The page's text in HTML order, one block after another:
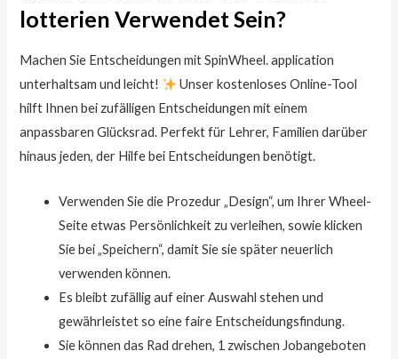
lotterien Verwendet Sein?
Machen Sie Entscheidungen mit SpinWheel. application
unterhaltsam und leicht!
Unser kostenloses Online-Tool
hilft Ihnen bei zufälligen Entscheidungen mit einem
anpassbaren Glücksrad. Perfekt für Lehrer, Familien darüber
hinaus jeden, der Hilfe bei Entscheidungen benötigt.
Verwenden Sie die Prozedur „Design“, um Ihrer Wheel-
Seite etwas Persönlichkeit zu verleihen, sowie klicken
Sie bei „Speichern“, damit Sie sie später neuerlich
verwenden können.
Es bleibt zufällig auf einer Auswahl stehen und
gewährleistet so eine faire Entscheidungsfindung.
Sie können das Rad drehen, 1 zwischen Jobangeboten